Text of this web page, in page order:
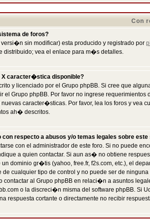
Con
de foros?
versi�n sin modificar) esta producido y registrado por
distribuido; vea el enlace para m�s detalles.
caracter�stica disponible?
y licenciado por el Grupo phpBB. Si cree que
el Grupo phpBB. Por favor no ingrese
caracter�sticas. Por favor, lea los foros y vea
ah� descritos.
respecto a abusos y/o temas legales sobre este
con el administrador de este foro. Si no puede
a quien contactar. Si aun as� no obtiene
un dominio gr�tis (yahoo, free.fr, f2s.com, etc.), el
de cualquier tipo de control y no puede ser de
contactar al Grupo phpBB en relaci�n a asuntos
o la discreci�n misma del software phpBB. Si
respuesta cortante o directamente no recibir